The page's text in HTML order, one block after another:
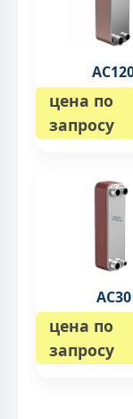
цена по
запросу
AC30
цена по
запросу